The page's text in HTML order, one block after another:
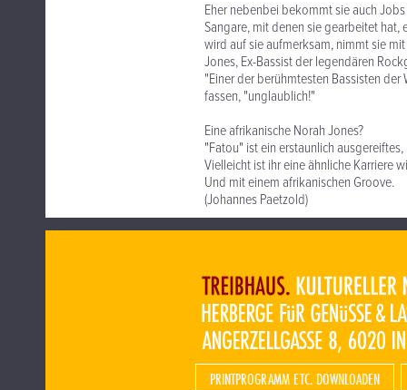
Eher nebenbei bekommt sie auch
Sangare, mit denen sie gearbeitet hat,
wird auf sie aufmerksam, nimmt sie
Jones, Ex-Bassist der legendären
"Einer der berühmtesten Bassisten
fassen, "unglaublich!"
Eine afrikanische Norah Jones?
"Fatou" ist ein erstaunlich
Vielleicht ist ihr eine ähnliche Karriere
Und mit einem afrikanischen Groove.
(Johannes Paetzold)
PRINTPROGRAMM ETC. DOWNLOADEN